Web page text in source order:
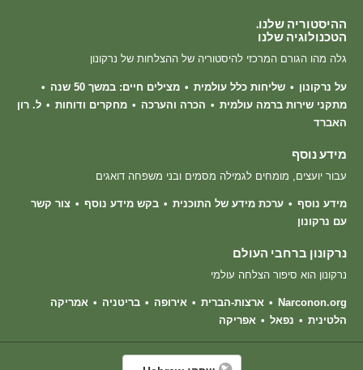
ההיסטוריה שלנו.
הטכנולוגיה שלנו
גלה מהו הגורם המרכזי להיסטוריה של ההצלחות של נרקונון
על נרקונון שליחות כלל עולמית
מצילים חיים: במשך 50 שנה
מתקני שירות ברמה עולמית
הכרה והערכה מחקרים ודוחות
ל. רון
האברד
מידע נוסף
עבור יועצים, מומחים לגמילה מסמים ובני משפחה דואגים
מידע נוסף ערכת מידע של התוכנית בקש מידע נוסף
צור קשר
עם נרקונון
נרקונון ברחבי העולם
נרקונון הוא סיפור הצלחה עולמי
Narconon.org ארצות-הברית אירופה בריטניה
אמריקה
הלטינית
נפאל אפריקה